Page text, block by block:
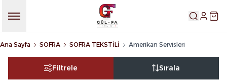
HESABIM
Ana Sayfa SOFRA SOFRA TEKSTİLİ Amerikan Servisleri
Filtrele Sırala